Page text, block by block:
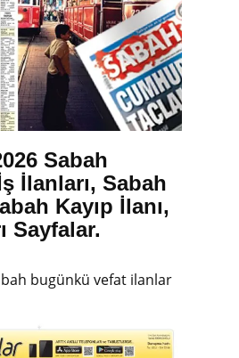
Sabah
İlanları, Sabah
Kayıp İlanı,
Sayfalar.
bugünkü vefat ilanlar